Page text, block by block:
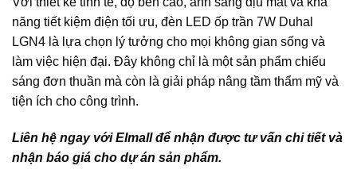
năng tiết kiệm điện tối ưu, đèn LED ốp trần 7W Duhal
LGN4 là lựa chọn lý tưởng cho mọi không gian sống và
làm việc hiện đại. Đây không chỉ là một sản phẩm chiếu
sáng đơn thuần mà còn là giải pháp nâng tầm thẩm mỹ và
tiện ích cho công trình.
Liên hệ ngay với Elmall để nhận được tư vấn chi tiết và
nhận báo giá cho dự án sản phẩm.